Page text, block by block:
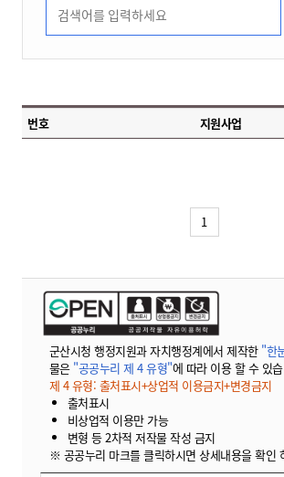
번호 지원사업
1
군산시청 행정지원과 자치행정계에서 제작한 "한
물은 "공공누리 제 4 유형"에 따라 이용 할 수 있
제 4 유형: 출처표시+상업적 이용금지+변경금지
출처표시
비상업적 이용만 가능
변형 등 2차적 저작물 작성 금지
※ 공공누리 마크를 클릭하시면 상세내용을 확인